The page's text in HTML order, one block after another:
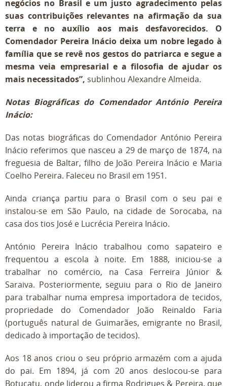
negócios no Brasil e um justo agradecimento pelas
suas contribuições relevantes na afirmação da sua
terra e no auxílio aos mais desfavorecidos. O
Comendador Pereira Inácio deixa um nobre legado à
família que se revê nos gestos do patriarca e segue a
mesma veia empresarial e a filosofia de ajudar os
mais necessitados”, sublinhou Alexandre Almeida.
Notas Biográficas do Comendador António Pereira
Inácio:
Das notas biográficas do Comendador António Pereira
Inácio referimos que nasceu a 29 de março de 1874, na
freguesia de Baltar, filho de João Pereira Inácio e Maria
Coelho Pereira. Faleceu no Brasil em 1951.
Ainda criança partiu para o Brasil com o seu pai e
instalou-se em São Paulo, na cidade de Sorocaba, na
casa dos tios José e Lucrécia Pereira Inácio.
António Pereira Inácio trabalhou como sapateiro e
frequentou a escola à noite. Em 1888, iniciou-se a
trabalhar no comércio, na Casa Ferreira Júnior &
Saraiva. Posteriormente, seguiu para o Rio de Janeiro
para trabalhar numa empresa importadora de tecidos,
propriedade do Comendador João Reinaldo Faria
(português natural de Guimarães, emigrante no Brasil,
dedicado à importação de tecidos).
Aos 18 anos criou o seu próprio armazém com a ajuda
do pai. Em 1894, já com 20 anos deslocou-se para
Botucatu, onde liderou a firma Rodrigues & Pereira, que